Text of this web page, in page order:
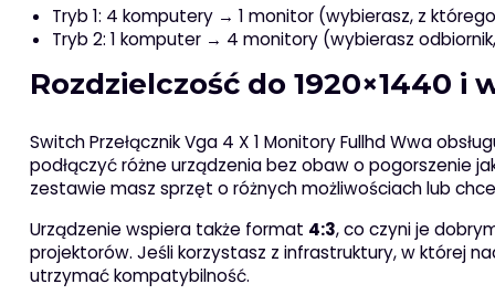
Tryb 1: 4 komputery → 1 monitor (wybierasz, z
Tryb 2: 1 komputer → 4 monitory (wybierasz
Rozdzielczość do 1920×1440
Switch Przełącznik Vga 4 X 1 Monitory Fullhd Wwa
podłączyć różne urządzenia bez obaw o pogorszenie
zestawie masz sprzęt o różnych możliwościach lub
Urządzenie wspiera także format 4:3, co czyni je
projektorów. Jeśli korzystasz z infrastruktury, w której
utrzymać kompatybilność.